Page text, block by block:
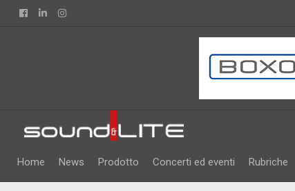
FacebookLinkedin
Home News Prodotto Concerti ed eventi Rubriche